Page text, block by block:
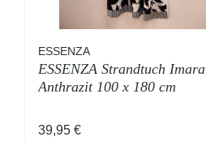
ESSENZA
ESSENZA Strandtuch Imara
Anthrazit 100 x 180 cm
Regulärer Preis:
39,95 €